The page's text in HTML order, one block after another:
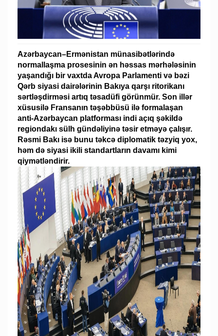
Azərbaycan–Ermənistan münasibətlərində
normallaşma prosesinin ən həssas mərhələsinin
yaşandığı bir vaxtda Avropa Parlamenti və bəzi
Qərb siyasi dairələrinin Bakıya qarşı ritorikanı
sərtləşdirməsi artıq təsadüfi görünmür. Son illər
xüsusilə Fransanın təşəbbüsü ilə formalaşan
anti-Azərbaycan platforması indi açıq şəkildə
regiondakı sülh gündəliyinə təsir etməyə çalışır.
Rəsmi Bakı isə bunu təkcə diplomatik təzyiq yox,
həm də siyasi ikili standartların davamı kimi
qiymətləndirir.